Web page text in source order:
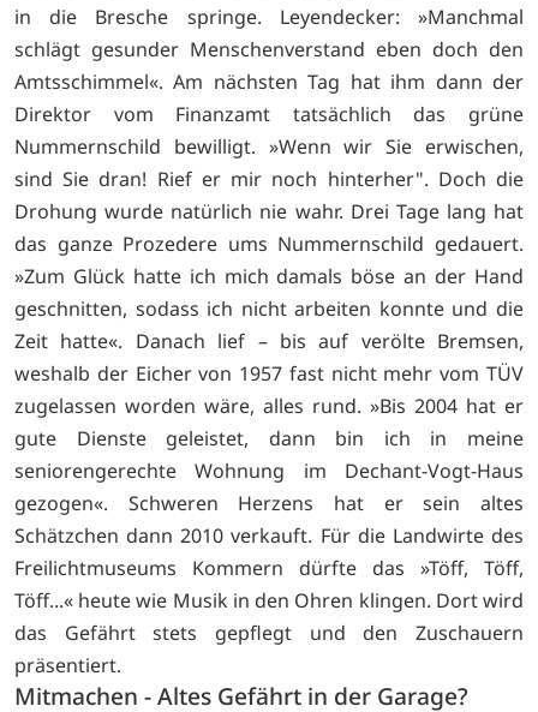
in die Bresche springe. Leyendecker: »Manchmal
schlägt gesunder Menschenverstand eben doch den
Amtsschimmel«. Am nächsten Tag hat ihm dann der
Direktor vom Finanzamt tatsächlich das grüne
Nummernschild bewilligt. »Wenn wir Sie erwischen,
sind Sie dran! Rief er mir noch hinterher". Doch die
Drohung wurde natürlich nie wahr. Drei Tage lang hat
das ganze Prozedere ums Nummernschild gedauert.
»Zum Glück hatte ich mich damals böse an der Hand
geschnitten, sodass ich nicht arbeiten konnte und die
Zeit hatte«. Danach lief – bis auf verölte Bremsen,
weshalb der Eicher von 1957 fast nicht mehr vom TÜV
zugelassen worden wäre, alles rund. »Bis 2004 hat er
gute Dienste geleistet, dann bin ich in meine
seniorengerechte Wohnung im Dechant-Vogt-Haus
gezogen«. Schweren Herzens hat er sein altes
Schätzchen dann 2010 verkauft. Für die Landwirte des
Freilichtmuseums Kommern dürfte das »Töff, Töff,
Töff...« heute wie Musik in den Ohren klingen. Dort wird
das Gefährt stets gepflegt und den Zuschauern
präsentiert.
Mitmachen - Altes Gefährt in der Garage?